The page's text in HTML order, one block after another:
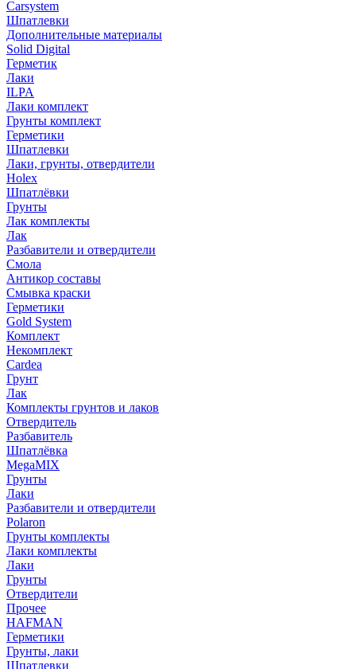
Carsystem
Шпатлевки
Дополнительные материалы
Solid Digital
Герметик
Лаки
ILPA
Лаки комплект
Грунты комплект
Герметики
Шпатлевки
Лаки, грунты, отвердители
Holex
Шпатлёвки
Грунты
Лак комплекты
Лак
Разбавители и отвердители
Смола
Антикор составы
Смывка краски
Герметики
Gold System
Комплект
Некомплект
Cardea
Грунт
Лак
Комплекты грунтов и лаков
Отвердитель
Разбавитель
Шпатлёвка
MegaMIX
Грунты
Лаки
Разбавители и отвердители
Polaron
Грунты комплекты
Лаки комплекты
Лаки
Грунты
Отвердители
Прочее
HAFMAN
Герметики
Грунты, лаки
Шпатлевки